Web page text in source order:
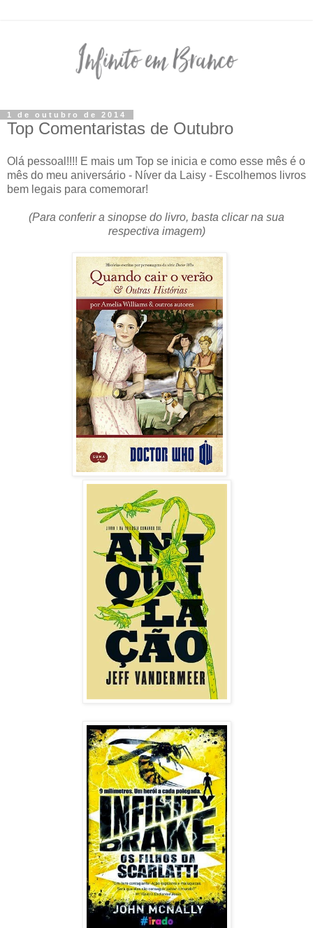
1 de outubro de 2014
Top Comentaristas de Outubro
Olá pessoal!!!! E mais um Top se inicia e como esse mês é o
mês do meu aniversário - Níver da Laisy - Escolhemos livros
bem legais para comemorar!
(Para conferir a sinopse do livro, basta clicar na sua
respectiva imagem)